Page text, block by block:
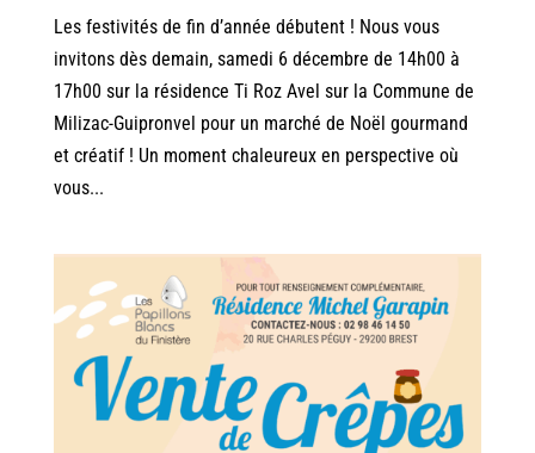
Les festivités de fin d’année débutent ! Nous vous
invitons dès demain, samedi 6 décembre de 14h00 à
17h00 sur la résidence Ti Roz Avel sur la Commune de
Milizac-Guipronvel pour un marché de Noël gourmand
et créatif ! Un moment chaleureux en perspective où
vous...